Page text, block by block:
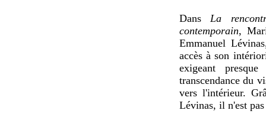
DansLa
contemporain,
Emmanuel
accès à son
exigeant
transcendance du
vers l'intérieur.
Lévinas, il n'est